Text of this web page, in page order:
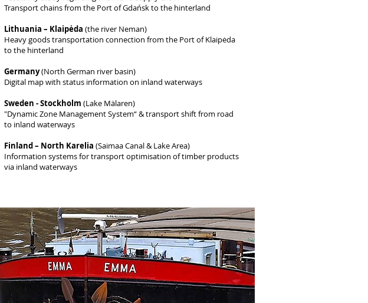
Transport chains from the Port of Gdańsk to the hinterland
Lithuania – Klaipėda (the river Neman)
Heavy goods transportation connection from the Port of Klaipėda
to the hinterland
Germany(North German river basin)
Digital map with status information on inland waterways
Sweden - Stockholm (Lake Mälaren)
"Dynamic Zone Management System“ & transport shift from road
to inland waterways
Finland – North Karelia (Saimaa Canal & Lake Area)
Information systems for transport optimisation of timber products
via inland waterways